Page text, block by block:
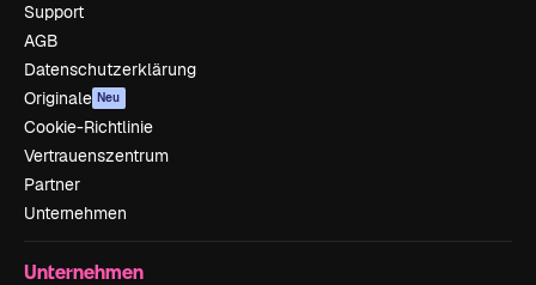
Support
AGB
Datenschutzerklärung
Originale Neu
Cookie-Richtlinie
Vertrauenszentrum
Partner
Unternehmen
Unternehmen